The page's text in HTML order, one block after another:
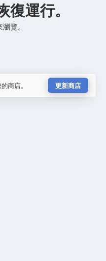
運行。
覽。
商店。 更新商店